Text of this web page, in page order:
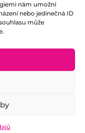
nám umožní
nebo jedinečná ID
může
